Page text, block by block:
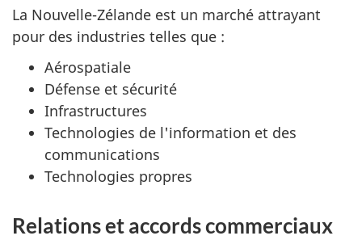
La Nouvelle-Zélande est un marché attrayant
pour des industries telles que :
Aérospatiale
Défense et sécurité
Infrastructures
Technologies de l'information et des
communications
Technologies propres
Relations et accords commerciaux